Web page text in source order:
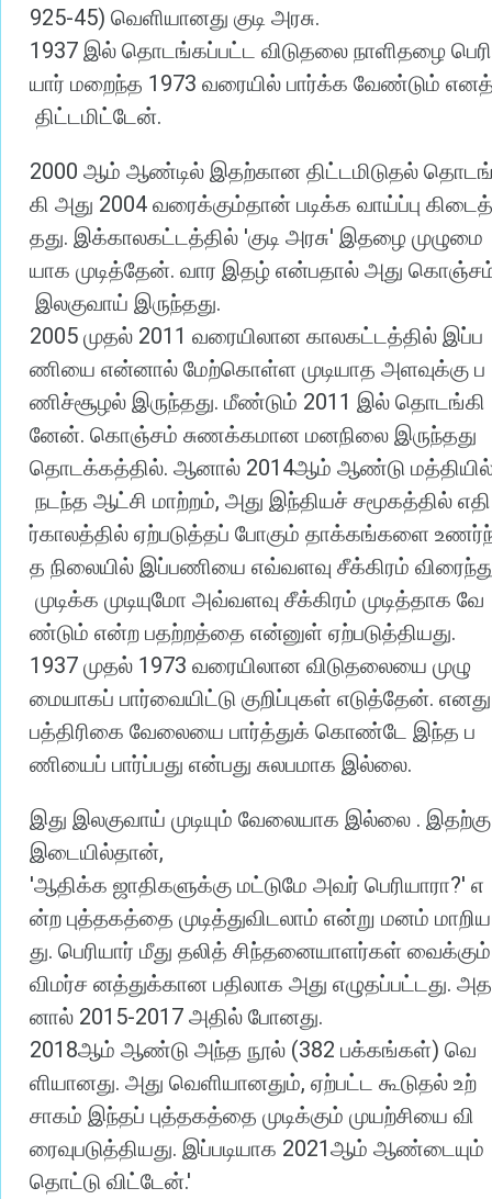
925-45) வெளியானது குடி அரசு.
1937 இல் தொடங்கப்பட்ட விடுதலை நாளிதழை பெரி
யார் மறைந்த 1973 வரையில் பார்க்க வேண்டும்
திட்டமிட்டேன்.
2000 ஆம் ஆண்டில் இதற்கான திட்டமிடுதல்
கி அது 2004 வரைக்கும்தான் படிக்க வாய்ப்பு கிடைத்
தது. இக்காலகட்டத்தில் 'குடி அரசு' இதழை முழுமை
யாக முடித்தேன். வார இதழ் என்பதால் அது
இலகுவாய் இருந்தது.
2005 முதல் 2011 வரையிலான காலகட்டத்தில் இப்ப
ணியை என்னால் மேற்கொள்ள முடியாத அளவுக்கு ப
ணிச்சூழல் இருந்தது. மீண்டும் 2011 இல் தொடங்கி
னேன். கொஞ்சம் சுணக்கமான மனநிலை இருந்தது
தொடக்கத்தில். ஆனால் 2014ஆம் ஆண்டு
நடந்த ஆட்சி மாற்றம், அது இந்தியச் சமூகத்தில் எதி
ர்காலத்தில் ஏற்படுத்தப் போகும் தாக்கங்களை
த நிலையில் இப்பணியை எவ்வளவு சீக்கிரம்
முடிக்க முடியுமோ அவ்வளவு சீக்கிரம் முடித்தாக வே
ண்டும் என்ற பதற்றத்தை என்னுள் ஏற்படுத்தியது.
1937 முதல் 1973 வரையிலான விடுதலையை முழு
மையாகப் பார்வையிட்டு குறிப்புகள் எடுத்தேன். எனது
பத்திரிகை வேலையை பார்த்துக் கொண்டே இந்த ப
ணியைப் பார்ப்பது என்பது சுலபமாக இல்லை.
இது இலகுவாய் முடியும் வேலையாக இல்லை . இதற்கு
இடையில்தான்,
'ஆதிக்க ஜாதிகளுக்கு மட்டுமே அவர் பெரியாரா?' எ
ன்ற புத்தகத்தை முடித்துவிடலாம் என்று மனம் மாறிய
து. பெரியார் மீது தலித் சிந்தனையாளர்கள் வைக்கும்
விமர்ச னத்துக்கான பதிலாக அது எழுதப்பட்டது. அத
னால் 2015-2017 அதில் போனது.
2018ஆம் ஆண்டு அந்த நூல் (382 பக்கங்கள்) வெ
ளியானது. அது வெளியானதும், ஏற்பட்ட கூடுதல் உற்
சாகம் இந்தப் புத்தகத்தை முடிக்கும் முயற்சியை வி
ரைவுபடுத்தியது. இப்படியாக 2021 ஆம் ஆண்டையும்
தொட்டு விட்டேன்.'